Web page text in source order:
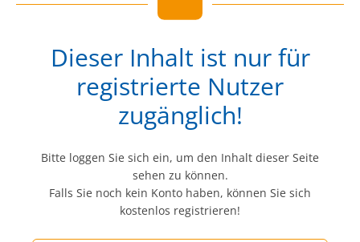
Dieser Inhalt ist nur für
registrierte Nutzer
zugänglich!
Bitte loggen Sie sich ein, um den Inhalt dieser Seite
sehen zu können.
Falls Sie noch kein Konto haben, können Sie sich
kostenlos registrieren!